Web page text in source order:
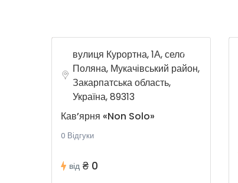
вулиця Курортна, 1А, село
Поляна, Мукачівський район,
Закарпатська область,
Україна, 89313
Кав’ярня «Non Solo»
0 Відгуки
від ₴ 0